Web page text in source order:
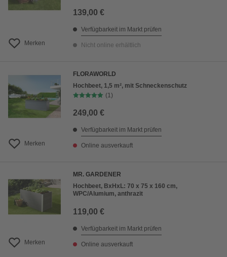
Bewertung
Merken
139,00 €
Verfügbarkeit im Markt prüfen
Nicht online erhältlich
Merken
FLORAWORLD
Hochbeet, 1,5 m², mit Schneckenschutz
(1)
249,00 €
Verfügbarkeit im Markt prüfen
Online ausverkauft
Merken
MR. GARDENER
Hochbeet, BxHxL: 70 x 75 x 160 cm,
WPC/Alumium, anthrazit
119,00 €
Verfügbarkeit im Markt prüfen
Online ausverkauft